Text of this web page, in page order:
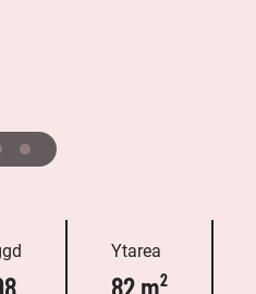
Ytarea
82 m²